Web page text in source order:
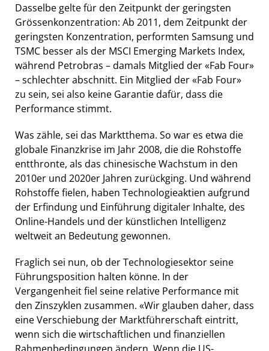
Dasselbe gelte für den Zeitpunkt der geringsten
Grössenkonzentration: Ab 2011, dem Zeitpunkt der
geringsten Konzentration, performten Samsung und
TSMC besser als der MSCI Emerging Markets Index,
während Petrobras – damals Mitglied der «Fab Four»
– schlechter abschnitt. Ein Mitglied der «Fab Four»
zu sein, sei also keine Garantie dafür, dass die
Performance stimmt.
Was zähle, sei das Marktthema. So war es etwa die
globale Finanzkrise im Jahr 2008, die die Rohstoffe
entthronte, als das chinesische Wachstum in den
2010er und 2020er Jahren zurückging. Und während
Rohstoffe fielen, haben Technologieaktien aufgrund
der Erfindung und Einführung digitaler Inhalte, des
Online-Handels und der künstlichen Intelligenz
weltweit an Bedeutung gewonnen.
Fraglich sei nun, ob der Technologiesektor seine
Führungsposition halten könne. In der
Vergangenheit fiel seine relative Performance mit
den Zinszyklen zusammen. «Wir glauben daher, dass
eine Verschiebung der Marktführerschaft eintritt,
wenn sich die wirtschaftlichen und finanziellen